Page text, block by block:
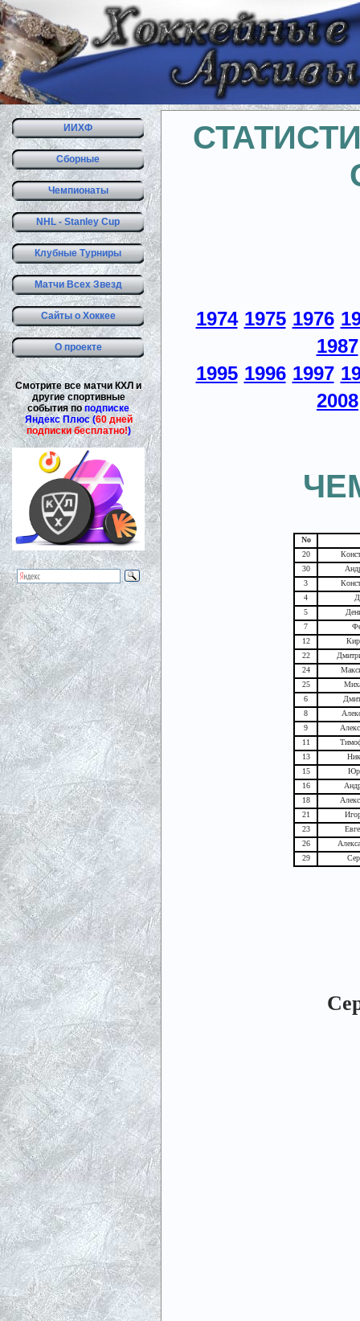
ИИХФ
Сборные
Чемпионаты
NHL - Stanley Cup
Клубные Турниры
Матчи Всех Звезд
Сайты о Хоккее
О проекте
Смотрите все матчи КХЛ и
другие спортивные
события поподписке
Яндекс Плюс (60 дней
подписки бесплатно!)
1974 1975 1976
1987
1995 1996 1997
2008
No
20
30
3
4
5
7
12
22
24
25
6
8
9
11
13
15
16
18
21
23
26
29